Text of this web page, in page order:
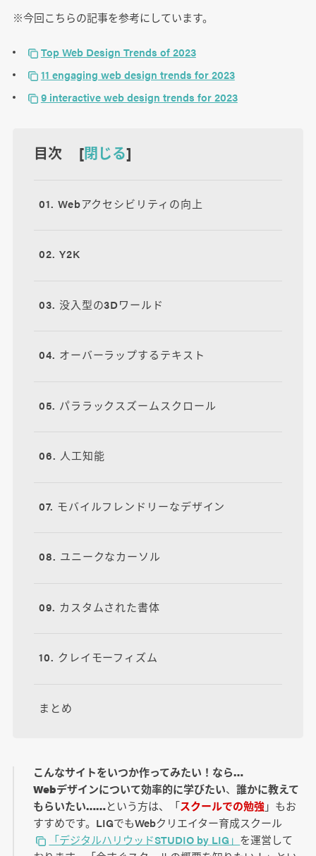
※今回こちらの記事を参考にしています。
Top Web Design Trends of 2023
11 engaging web design trends for 2023
9 interactive web design trends for 2023
目次 [閉じる]
01. Webアクセシビリティの向上
02. Y2K
03. 没入型の3Dワールド
04. オーバーラップするテキスト
05. パララックスズームスクロール
06. 人工知能
07. モバイルフレンドリーなデザイン
08. ユニークなカーソル
09. カスタムされた書体
10. クレイモーフィズム
まとめ
こんなサイトをいつか作ってみたい！なら…
Webデザインについて効率的に学びたい、誰かに教えて
もらいたい……という方は、「スクールでの勉強」もお
すすめです。LIGでもWebクリエイター育成スクール
「デジタルハリウッドSTUDIO by LIG」 を運営して